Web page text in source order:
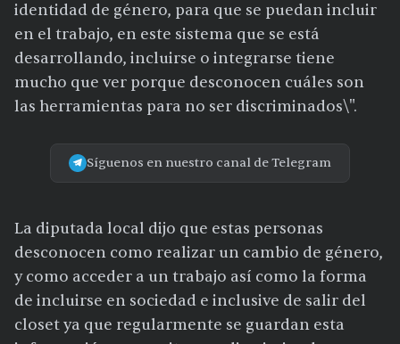
identidad de género, para que se puedan incluir
en el trabajo, en este sistema que se está
desarrollando, incluirse o integrarse tiene
mucho que ver porque desconocen cuáles son
las herramientas para no ser discriminados\".
Síguenos en nuestro canal de Telegram
La diputada local dijo que estas personas
desconocen como realizar un cambio de género,
y como acceder a un trabajo así como la forma
de incluirse en sociedad e inclusive de salir del
closet ya que regularmente se guardan esta